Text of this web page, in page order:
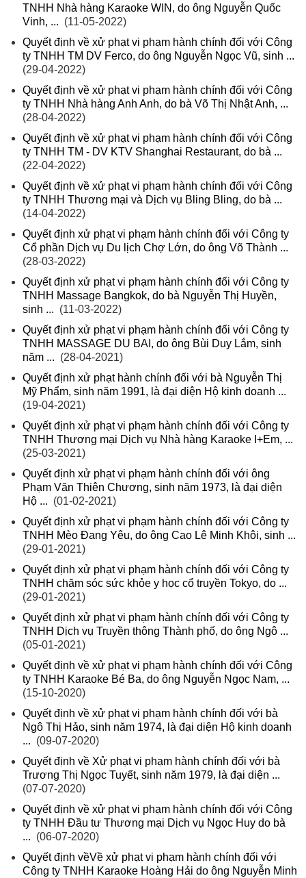
TNHH Nhà hàng Karaoke WIN, do ông Nguyễn Quốc
Vinh, ... (11-05-2022)
Quyết định về xử phạt vi phạm hành chính đối với Công
ty TNHH TM DV Ferco, do ông Nguyễn Ngọc Vũ, sinh ...
(29-04-2022)
Quyết định về xử phạt vi phạm hành chính đối với Công
ty TNHH Nhà hàng Anh Anh, do bà Võ Thị Nhật Anh, ...
(28-04-2022)
Quyết định về xử phạt vi phạm hành chính đối với Công
ty TNHH TM - DV KTV Shanghai Restaurant, do bà ...
(22-04-2022)
Quyết định về xử phạt vi phạm hành chính đối với Công
ty TNHH Thương mại và Dịch vụ Bling Bling, do bà ...
(14-04-2022)
Quyết định xử phạt vi phạm hành chính đối với Công ty
Cổ phần Dịch vụ Du lịch Chợ Lớn, do ông Võ Thành ...
(28-03-2022)
Quyết định xử phạt vi phạm hành chính đối với Công ty
TNHH Massage Bangkok, do bà Nguyễn Thị Huyền,
sinh ... (11-03-2022)
Quyết định xử phạt vi phạm hành chính đối với Công ty
TNHH MASSAGE DU BAI, do ông Bùi Duy Lắm, sinh
năm ... (28-04-2021)
Quyết định xử phạt hành chính đối với bà Nguyễn Thị
Mỹ Phẩm, sinh năm 1991, là đại diện Hộ kinh doanh ...
(19-04-2021)
Quyết định xử phạt vi phạm hành chính đối với Công ty
TNHH Thương mại Dịch vụ Nhà hàng Karaoke I+Em, ...
(25-03-2021)
Quyết định xử phạt vi phạm hành chính đối với ông
Phạm Văn Thiên Chương, sinh năm 1973, là đại diện
Hộ ... (01-02-2021)
Quyết định xử phạt vi phạm hành chính đối với Công ty
TNHH Mèo Đang Yêu, do ông Cao Lê Minh Khôi, sinh ...
(29-01-2021)
Quyết định xử phạt vi phạm hành chính đối với Công ty
TNHH chăm sóc sức khỏe y học cổ truyền Tokyo, do ...
(29-01-2021)
Quyết định xử phạt vi phạm hành chính đối với Công ty
TNHH Dịch vụ Truyền thông Thành phố, do ông Ngô ...
(05-01-2021)
Quyết định về xử phạt vi phạm hành chính đối với Công
ty TNHH Karaoke Bé Ba, do ông Nguyễn Ngọc Nam, ...
(15-10-2020)
Quyết định về xử phạt vi phạm hành chính đối với bà
Ngô Thị Hảo, sinh năm 1974, là đại diện Hộ kinh doanh
... (09-07-2020)
Quyết định về Xử phạt vi phạm hành chính đối với bà
Trương Thị Ngọc Tuyết, sinh năm 1979, là đại diện ...
(07-07-2020)
Quyết định về xử phạt vi phạm hành chính đối với Công
ty TNHH Đầu tư Thương mại Dịch vụ Ngọc Huy do bà
... (06-07-2020)
Quyết định vềVề xử phạt vi phạm hành chính đối với
Công ty TNHH Karaoke Hoàng Hải do ông Nguyễn Minh